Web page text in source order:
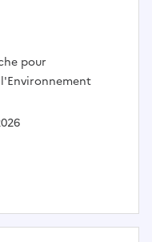
pour
trice adjoint-e de